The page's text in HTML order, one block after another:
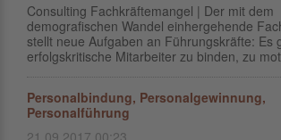
Consulting Fachkräftemangel | Der mit dem
demografischen Wandel einhergehende
stellt neue Aufgaben an Führungskräfte: Es
erfolgskritische Mitarbeiter zu binden, zu
Personalbindung, Personalgewinnung,
Personalführung
21.09.2017 00:23